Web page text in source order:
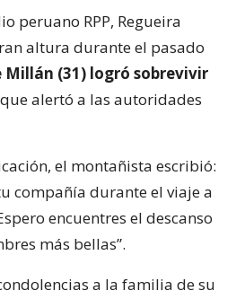
peruano RPP, Regueira
altura durante el pasado
Millán (31) logró sobrevivir
alertó a las autoridades
el montañista escribió:
compañía durante el viaje a
encuentres el descanso
más bellas”.
a la familia de su